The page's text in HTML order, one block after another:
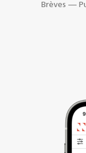
Brèves —